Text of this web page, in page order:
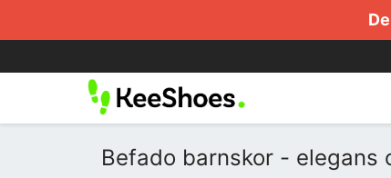
Befado barnskor - elegans